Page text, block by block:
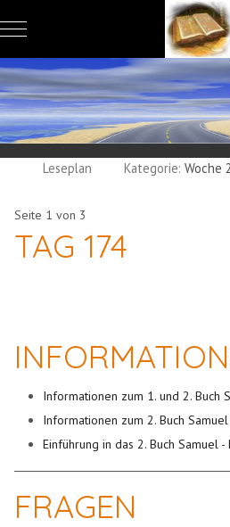
Mobile Menu Toggle
Leseplan Kategorie:Woche
Seite 1 von 3
TAG 174
Informationen zum 1. und 2. Buch
Informationen zum 2. Buch Samuel
Einführung in das 2. Buch Samuel -
FRAGEN